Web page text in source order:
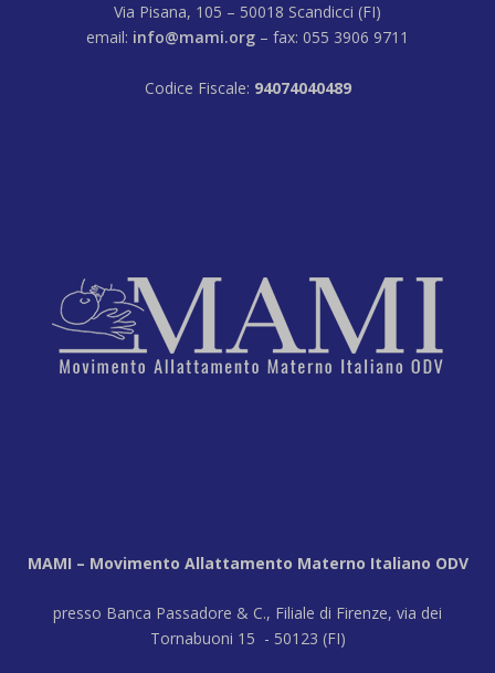
Via Pisana, 105 – 50018 Scandicci (FI)
email: info@mami.org – fax: 055 3906 9711
Codice Fiscale: 94074040489
MAMI – Movimento Allattamento Materno Italiano ODV
presso Banca Passadore & C., Filiale di Firenze, via dei
Tornabuoni 15 - 50123 (FI)